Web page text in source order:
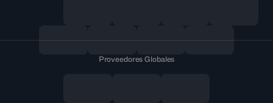
Proveedores Globales